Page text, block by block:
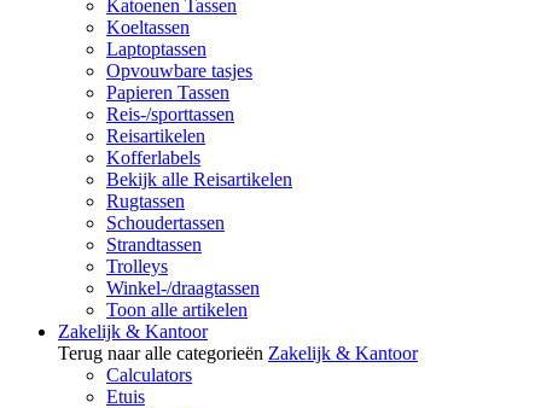
Katoenen Tassen
Koeltassen
Laptoptassen
Opvouwbare tasjes
Papieren Tassen
Reis-/sporttassen
Reisartikelen
Kofferlabels
Bekijk alle Reisartikelen
Rugtassen
Schoudertassen
Strandtassen
Trolleys
Winkel-/draagtassen
Toon alle artikelen
Zakelijk & Kantoor
Terug naar alle categorieën Zakelijk & Kantoor
Calculators
Etuis